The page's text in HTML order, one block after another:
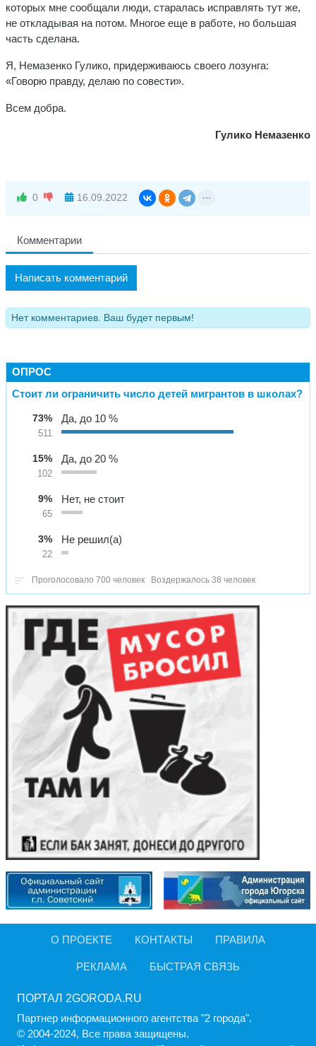
которых мне сообщали люди, старалась исправлять тут же,
не откладывая на потом. Многое еще в работе, но большая
часть сделана.
Я, Немазенко Гулико, придерживаюсь своего лозунга:
«Говорю правду, делаю по совести».
Всем добра.
Гулико Немазенко
0 16.09.2022
Комментарии
Написать комментарий
Нет комментариев. Ваш будет первым!
ОПРОС
Стоит ли ограничить число детей мигрантов в школах?
73%
511
Да, до 10 %
15%
102
Да, до 20 %
9%
65
Нет, не стоит
3%
22
Не решил(а)
Проголосовало 700 человек Воздержалось 38 человек
О ПРОЕКТЕ КОНТАКТЫ ПРАВИЛА
РЕКЛАМА БЫСТРАЯ СВЯЗЬ
ПОРТАЛ 2GORODA.RU
Партнер информационного агентства "2 города".
© 2004-2024, Все права защищены.